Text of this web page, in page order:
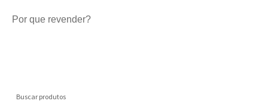
Por que revender?